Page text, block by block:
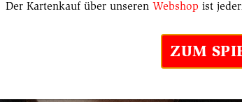
Der Kartenkauf über unseren Webshop ist
ZUM